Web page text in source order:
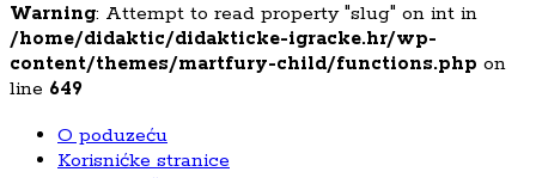
Warning: Attempt to read property "slug" on int in
/home/didaktic/didakticke-igracke.hr/wp-
content/themes/martfury-child/functions.php on
line 649
O poduzeću
Korisnićke stranice